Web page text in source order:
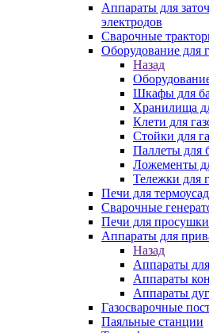
Аппараты для
электродов
Сварочные
Оборудование для
Назад
Шкафы для
Хранилища
Клети для
Стойки для
Паллеты для
Ложементы
Тележки для
Печи для
Сварочные
Печи для
Аппараты для
Назад
Аппараты
Аппараты
Аппараты
Газосварочные
Паяльные станции